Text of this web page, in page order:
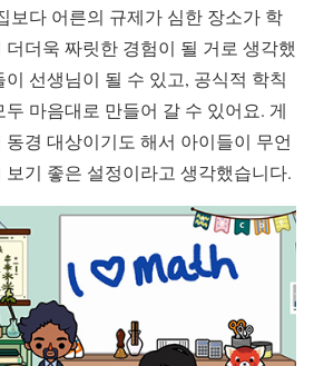
보다 어른의 규제가 심한 장소가 학
더욱 짜릿한 경험이 될 거로 생각했
선생님이 될 수 있고, 공식적 학칙
마음대로 만들어 갈 수 있어요. 게
경 대상이기도 해서 아이들이 무언
기 좋은 설정이라고 생각했습니다.